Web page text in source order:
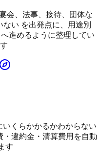
会、法事、接待、団体な
い を出発点に、用途別
進めるように整理してい
くらかかるかわからない
・違約金・清算費用を自動
す